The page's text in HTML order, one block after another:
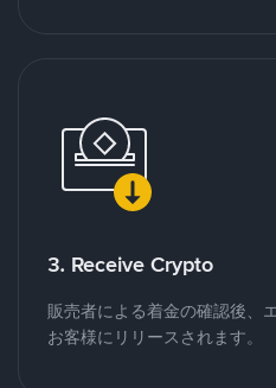
3. Receive Crypto
販売者による着金の確認後、
お客様にリリースされます。